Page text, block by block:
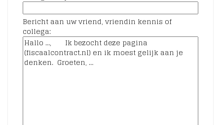
Bericht aan uw vriend, vriendin kennis of
collega: